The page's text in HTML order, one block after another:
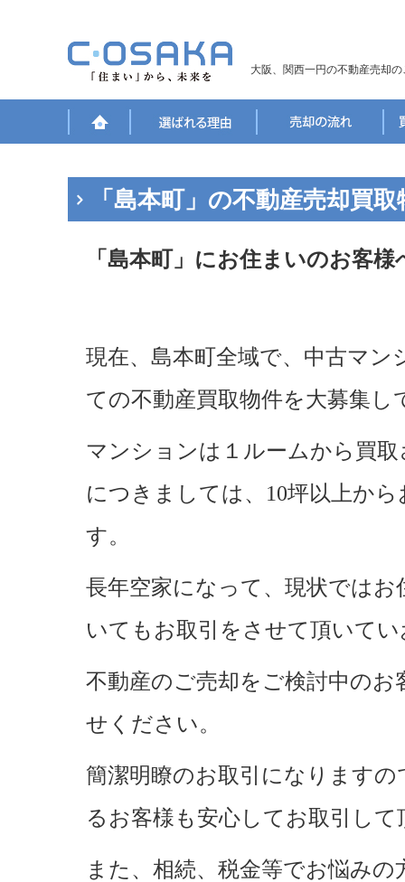
大阪、関西一円の不動産売却
「島本町」の不動産売却買
「島本町」にお住まいのお客様
現在、島本町全域で、中古マン
ての不動産買取物件を大募集し
マンションは１ルームから買
につきましては、10坪以上か
す。
長年空家になって、現状では
いてもお取引をさせて頂いて
不動産のご売却をご検討中の
せください。
簡潔明瞭のお取引になります
るお客様も安心してお取引し
また、相続、税金等でお悩み